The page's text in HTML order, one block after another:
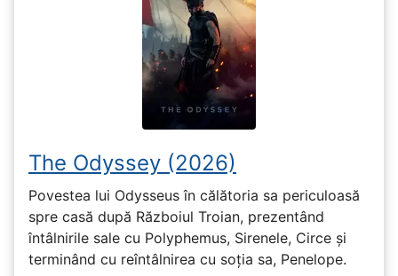
The Odyssey (2026)
Povestea lui Odysseus în călătoria sa periculoasă
spre casă după Războiul Troian, prezentând
întâlnirile sale cu Polyphemus, Sirenele, Circe și
terminând cu reîntâlnirea cu soția sa, Penelope.